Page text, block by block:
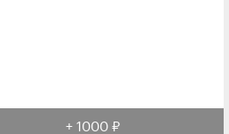
+ 1000 ₽